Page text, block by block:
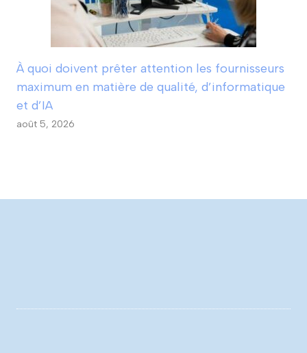
À quoi doivent prêter attention les fournisseurs
maximum en matière de qualité, d’informatique
et d’IA
août 5, 2026